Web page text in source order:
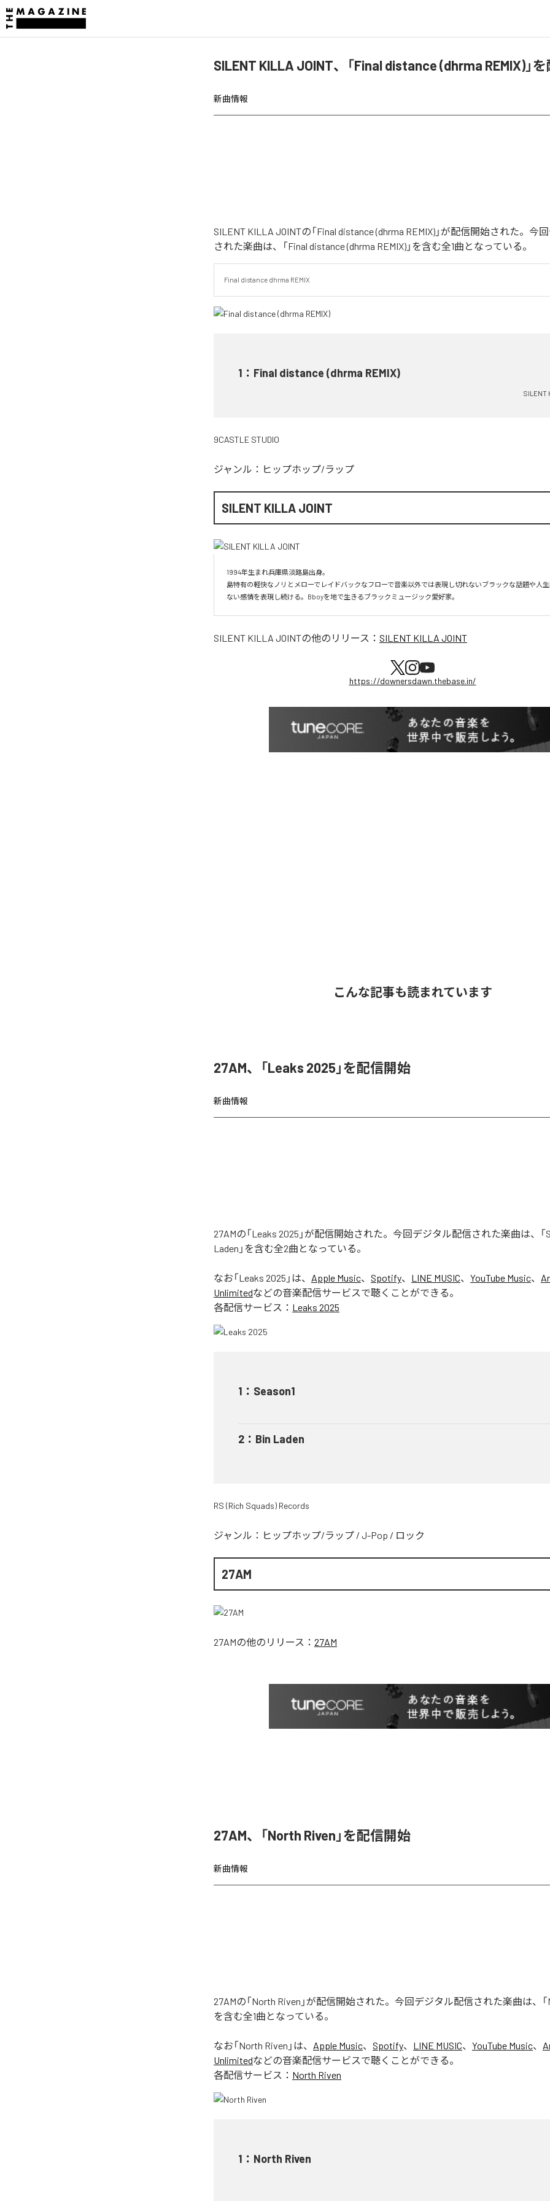
SILENT KILLA JOINT、「Final distance (dhrma REMIX)」
新曲情報
SILENT KILLA JOINTの「Final distance (dhrma REMIX)」が配信開始された。今
された楽曲は、「Final distance (dhrma REMIX)」を含む全1曲となっている。
Final distance dhrma REMIX
1 ： Final distance (dhrma REMIX)
SILENT
9CASTLE STUDIO
ジャンル： ヒップホップ/ラップ
SILENT KILLA JOINT
1994年生まれ兵庫県淡路島出身。
島特有の軽快なノリとメローでレイドバックなフローで音楽以外では表現し切れないブラックな話題や人
ない感情を表現し続ける。Bboyを地で生きるブラックミュージック愛好家。
SILENT KILLA JOINTの他のリリース： SILENT KILLA JOINT
https://downersdawn.thebase.in/
こんな記事も読まれています
27AM、「Leaks 2025」を配信開始
新曲情報
27AMの「Leaks 2025」が配信開始された。今回デジタル配信された楽曲は、「
Laden」を含む全2曲となっている。
なお「Leaks 2025 」は、 Apple Music、 Spotify、 LINE MUSIC、 YouTube Music、
Unlimitedなどの音楽配信サービスで聴くことができる。
各配信サービス： Leaks 2025
1 ： Season1
2 ： Bin Laden
RS (Rich Squads) Records
ジャンル： ヒップホップ/ラップ / J-Pop / ロック
27AM
27AMの他のリリース： 27AM
27AM、「North Riven」を配信開始
新曲情報
27AMの「North Riven」が配信開始された。今回デジタル配信された楽曲は、「
を含む全1曲となっている。
なお「North Riven 」は、 Apple Music、 Spotify、 LINE MUSIC、 YouTube Music、
Unlimitedなどの音楽配信サービスで聴くことができる。
各配信サービス： North Riven
1 ： North Riven